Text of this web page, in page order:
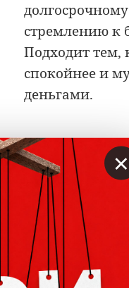
стремлению к
Подходит тем,
спокойнее и
деньгами.
Полезно
Опубликовано
08.07.2026
Самое интересное
Дэниел Канеман
быстро
,Кэл Ньюпорт
Хаузел,Морган Хаузел
Нассим Талеб Чёрный
×